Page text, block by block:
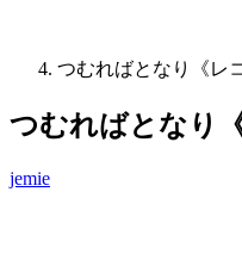
つむればとなり《レ
つむればとなり
jemie